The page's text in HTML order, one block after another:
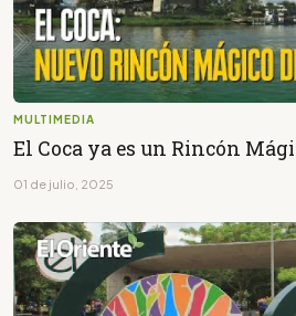
MULTIMEDIA
El Coca ya es un Rincón
01 de julio, 2025